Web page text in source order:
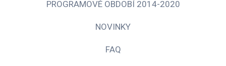
PROGRAMOVÉ OBDOBÍ 2014-2020
NOVINKY
FAQ